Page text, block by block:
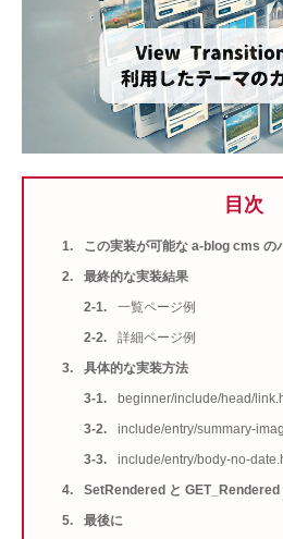
目次
この実装が可能な a-blog cms の
最終的な実装結果
一覧ページ例
詳細ページ例
具体的な実装方法
beginner/include/head/
include/entry/summary-
include/entry/body-no-
SetRendered と GET_Rendered
最後に